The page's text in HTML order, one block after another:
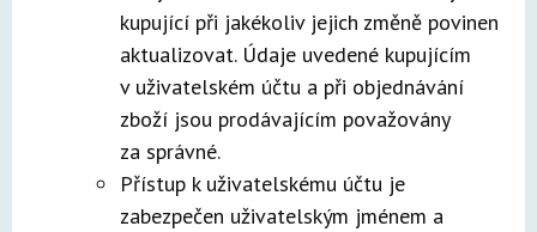
kupující při jakékoliv jejich změně povinen
aktualizovat. Údaje uvedené kupujícím
v uživatelském účtu a při objednávání
zboží jsou prodávajícím považovány
za správné.
Přístup k uživatelskému účtu je
zabezpečen uživatelským jménem a